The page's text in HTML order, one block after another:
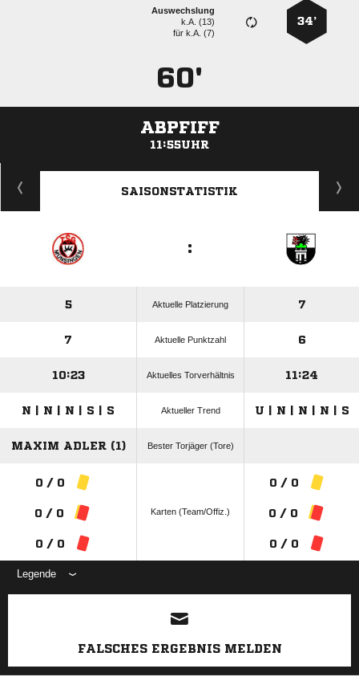
34’
Auswechslung
k.A. (13)
fürk.A. (7)
60'
ABPFIFF
11:55UHR
ANZEIGE
SAISONSTATISTIK
:
5 Aktuelle Platzierung 7
7 Aktuelle Punktzahl 6
10:23 Aktuelles Torverhältnis 11:24
N | N | N | S | S Aktueller Trend U | N | N | N | S
MAXIM ADLER (1) Bester Torjäger (Tore)
0 / 0
0 / 0
0 / 0
Karten (Team/Offiz.)
0 / 0
0 / 0
0 / 0
Legende
ANZEIGE
FALSCHES ERGEBNIS MELDEN